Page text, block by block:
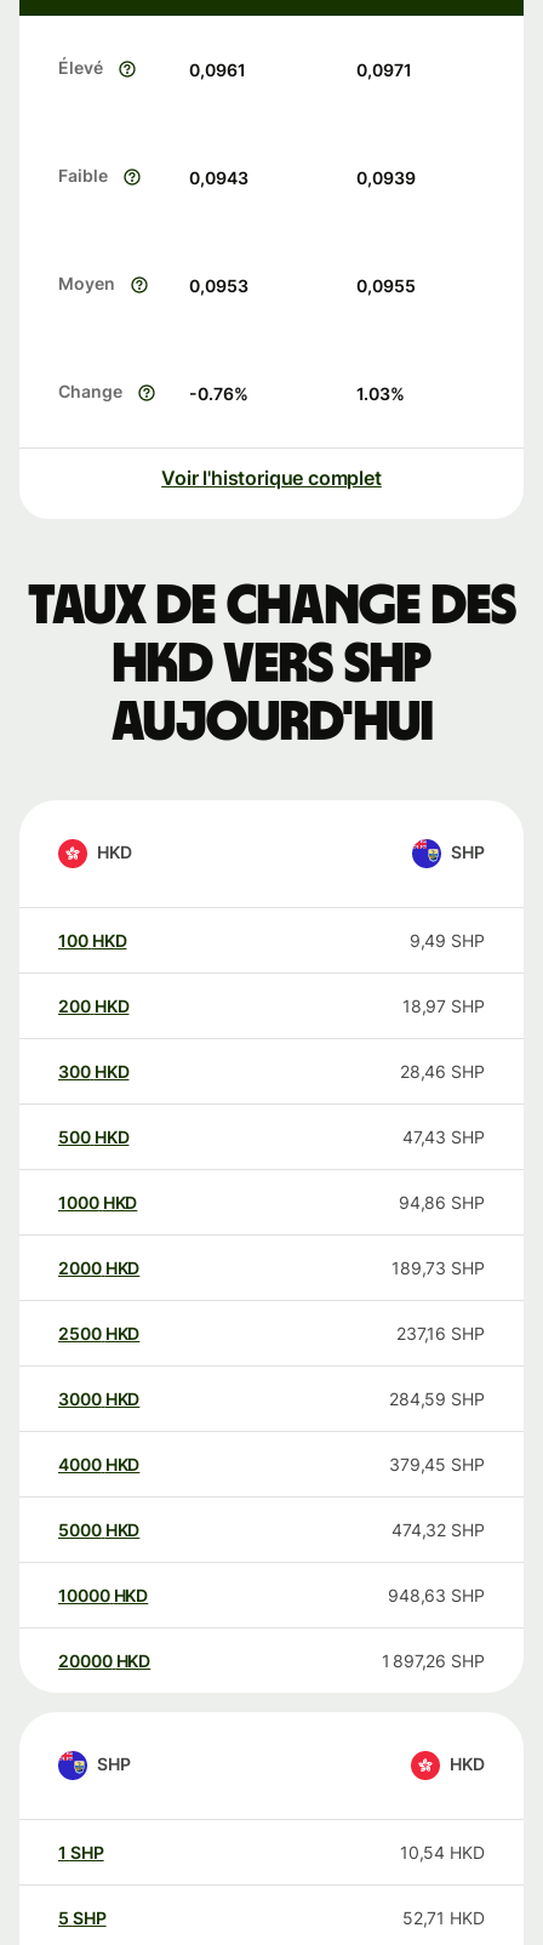
Élevé 0,0961 0,0971
Faible 0,0943 0,0939
Moyen 0,0953 0,0955
Change -0.76% 1.03%
Voir l'historique complet
Taux de change des
HKD vers SHP
aujourd'hui
HKD SHP
100 HKD 9,49 SHP
200 HKD 18,97 SHP
300 HKD 28,46 SHP
500 HKD 47,43 SHP
1000 HKD 94,86 SHP
2000 HKD 189,73 SHP
2500 HKD 237,16 SHP
3000 HKD 284,59 SHP
4000 HKD 379,45 SHP
5000 HKD 474,32 SHP
10000 HKD 948,63 SHP
20000 HKD 1 897,26 SHP
SHP HKD
1 SHP 10,54 HKD
5 SHP 52,71 HKD